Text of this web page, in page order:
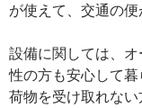
が使えて、交通の便
設備に関しては、
性の方も安心して
荷物を受け取れな